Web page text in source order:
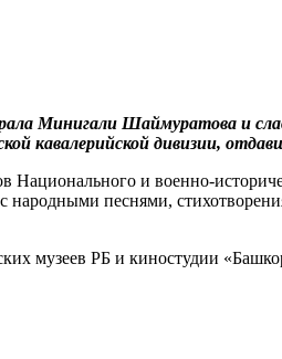
Минигали Шаймуратова и
кавалерийской дивизии,
и военно-
народными песнями,
музеев РБ и киностудии